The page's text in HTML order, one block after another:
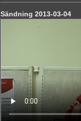
Sändning 2013-03-04